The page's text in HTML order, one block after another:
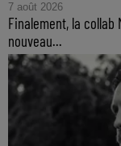
7 août 2026
Finalement, la collab
nouveau...